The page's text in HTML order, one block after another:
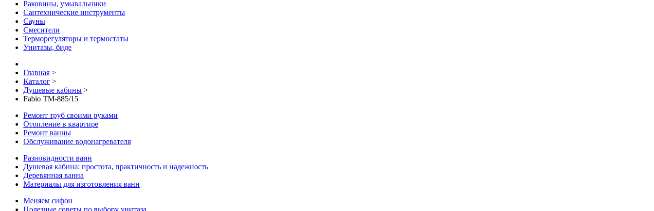
Раковины, умывальники
Сантехнические инструменты
Сауны
Смесители
Терморегуляторы и термостаты
Унитазы, биде
Главная >
Каталог >
Душевые кабины >
Fabio TM-885/15
Ремонт труб своими руками
Отопление в квартире
Ремонт ванны
Обслуживание водонагревателя
Разновидности ванн
Душевая кабина: простота, практичность и надежность
Деревянная ванна
Материалы для изготовления ванн
Меняем сифон
Полезные советы по выбору унитаза